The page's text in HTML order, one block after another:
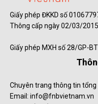
Giấy phép ĐKKD số
Thông cấp ngày 02/03/2015
Giấy phép MXH số 28/GP-
Chuyên trang thông tin
Email: info@fnbvietnam.vn